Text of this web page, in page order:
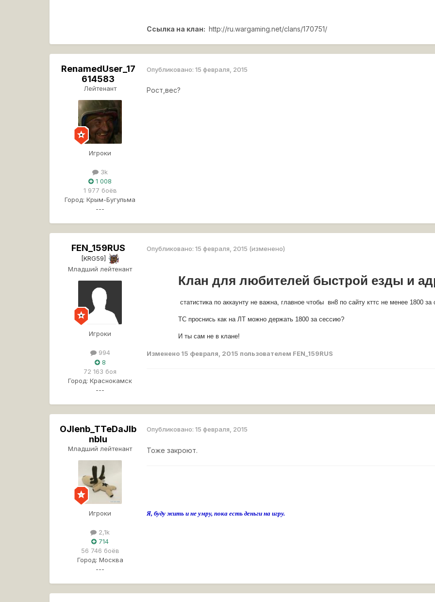
Ссылка на клан: http://ru.wargaming.net/clans/170751/
RenamedUser_17
614583
Лейтенант
Игроки
3k
1 008
1 977 боёв
Город: Крым-Бугульма
---
Опубликовано:15 февраля, 2015
Рост,вес?
FEN_159RUS
[KRG59]
Младший лейтенант
Игроки
994
8
72 163 боя
Город: Краснокамск
---
Опубликовано:15 февраля, 2015 (изменено)
Клан для любителей быстрой езды и
статистика по аккаунту не важна, главное чтобы вн8 по сайту кттс не менее 1800 за
ТС проснись как на ЛТ можно держать 1800 за сессию?
И ты сам не в клане!
Изменено 15 февраля, 2015 пользователем FEN_159RUS
OJIenb_TTeDaJIb
nbIu
Младший лейтенант
Игроки
2,1k
714
56 746 боёв
Город: Москва
---
Опубликовано:15 февраля, 2015
Тоже закроют.
Я, буду жить и не умру, пока есть деньги на игру.